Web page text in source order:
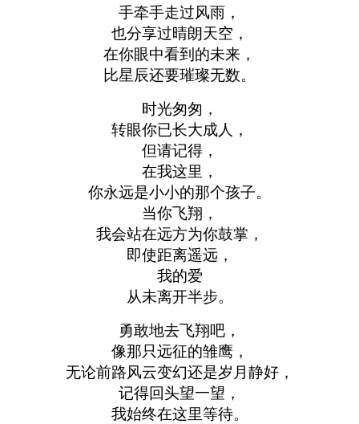
手牵手走过风雨，
也分享过晴朗天空，
在你眼中看到的未来，
比星辰还要璀璨无数。
时光匆匆，
转眼你已长大成人，
但请记得，
在我这里，
你永远是小小的那个孩子。
当你飞翔，
我会站在远方为你鼓掌，
即使距离遥远，
我的爱
从未离开半步。
勇敢地去飞翔吧，
像那只远征的雏鹰，
无论前路风云变幻还是岁月静好，
记得回头望一望，
我始终在这里等待。